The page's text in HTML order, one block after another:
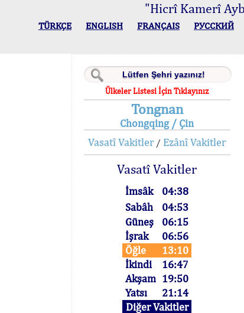
"Hicrî Kamerî
TÜRKÇE ENGLISH FRANÇAIS РУССКИЙ
Ülkeler Listesi İçin Tıklayınız
Tongnan
Chongqing / Çin
Vasatî Vakitler/ Ezânî Vakitler
Vasatî Vakitler
İmsâk
04:38
Sabâh
04:53
Güneş
06:15
İşrak
06:56
Öğle
13:10
İkindi
16:47
Akşam 19:50
Yatsı
21:14
Diğer Vakitler